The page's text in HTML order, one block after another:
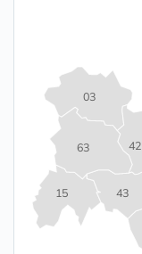
03
15
42
43
63